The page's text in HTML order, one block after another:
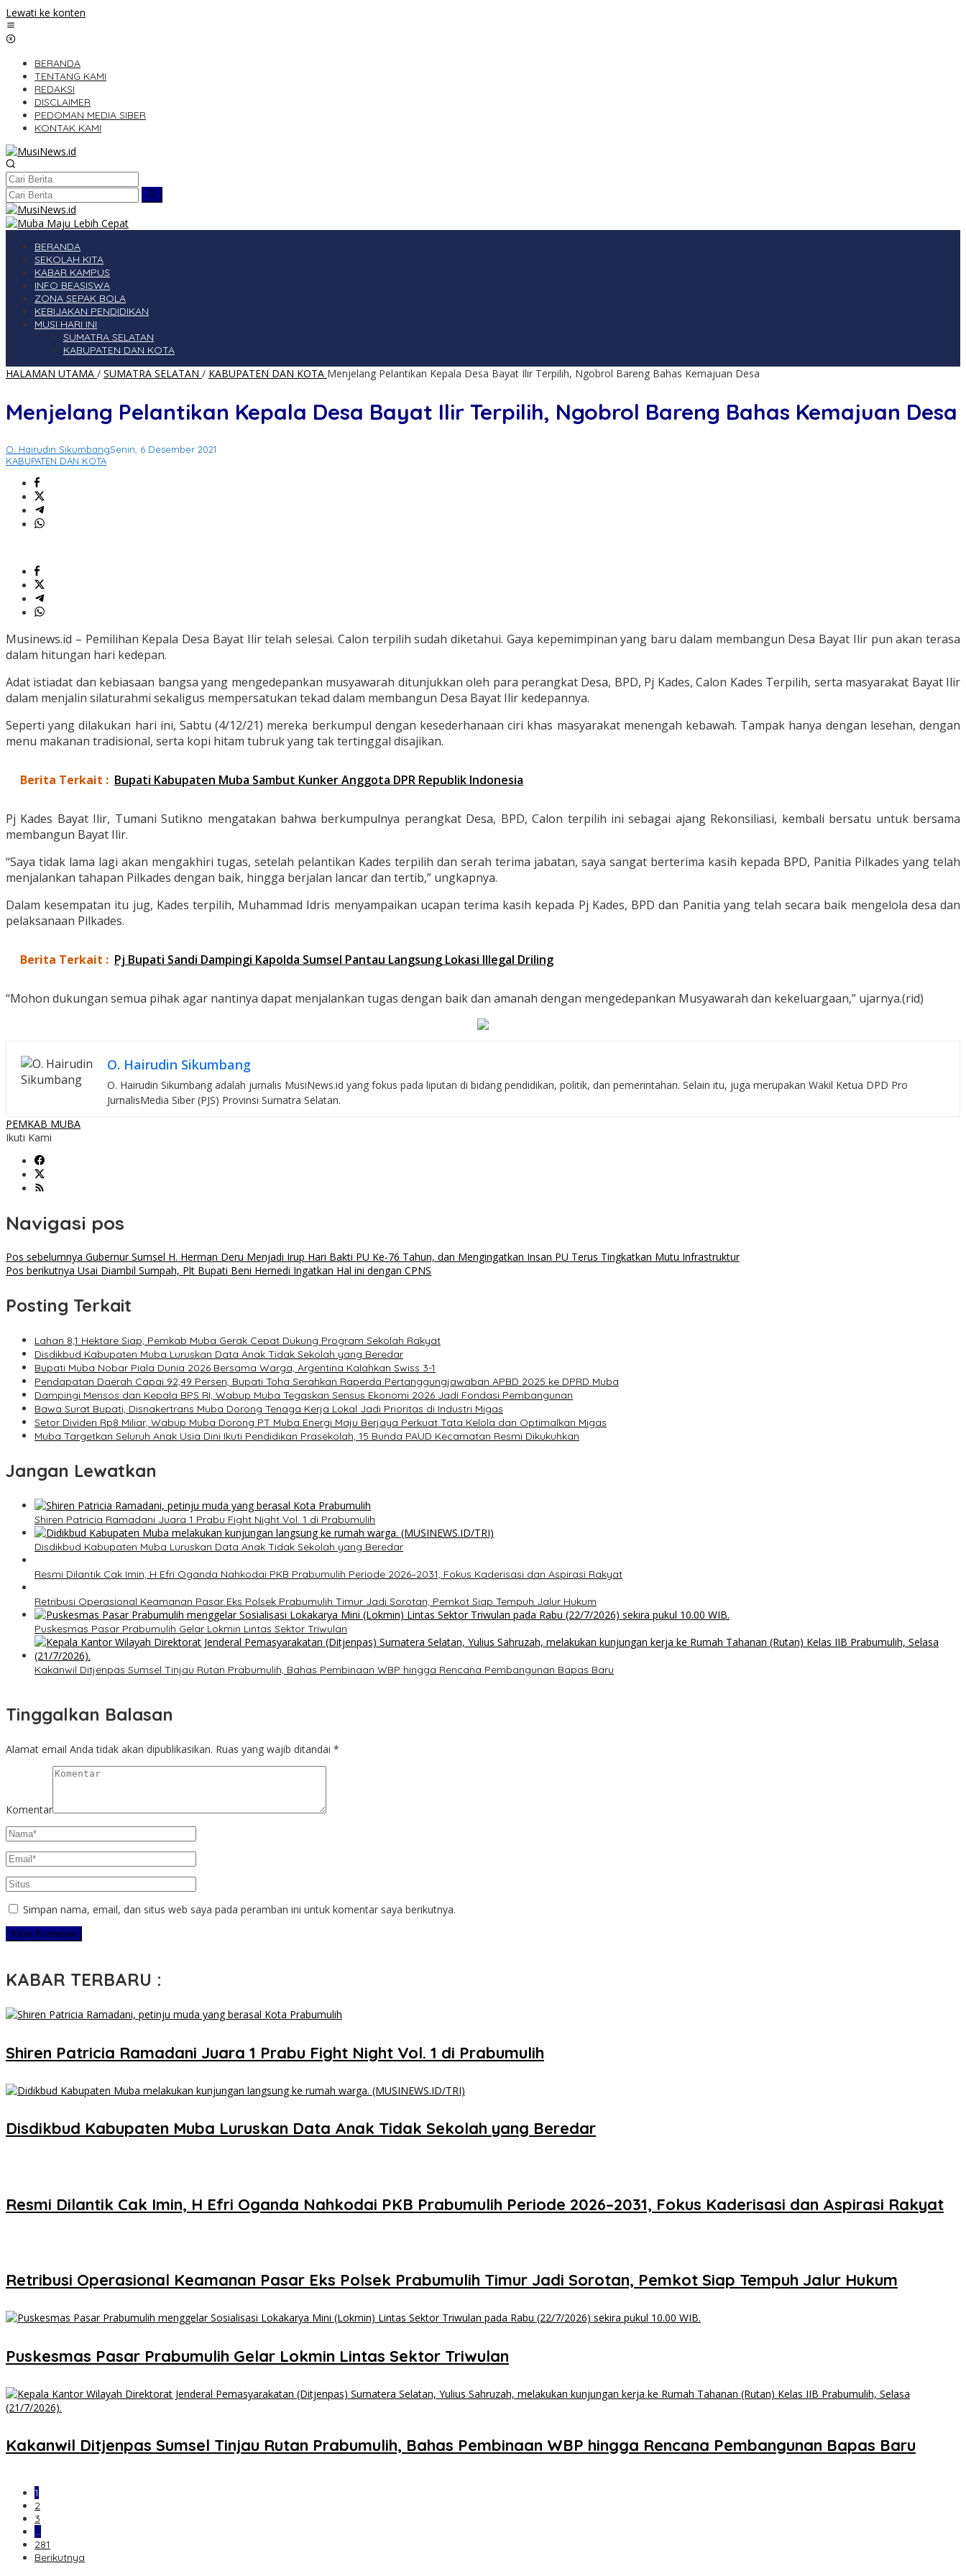
Lewati ke konten
BERANDA
TENTANG KAMI
REDAKSI
DISCLAIMER
PEDOMAN MEDIA SIBER
KONTAK KAMI
BERANDA
SEKOLAH KITA
KABAR KAMPUS
INFO BEASISWA
ZONA SEPAK BOLA
KEBIJAKAN PENDIDIKAN
MUSI HARI INI
SUMATRA SELATAN
KABUPATEN DAN KOTA
HALAMAN UTAMA / SUMATRA SELATAN / KABUPATEN DAN KOTA Menjelang Pelantikan Kepala Desa Bayat Ilir Terpilih, Ngobrol Bareng Bahas Kemajuan Desa
Menjelang Pelantikan Kepala Desa Bayat Ilir Terpilih, Ngobrol Bareng Bahas Kemajuan Desa
O. Hairudin SikumbangSenin, 6 Desember 2021
KABUPATEN DAN KOTA
Musinews.id – Pemilihan Kepala Desa Bayat Ilir telah selesai. Calon terpilih sudah diketahui. Gaya kepemimpinan yang baru dalam membangun Desa Bayat Ilir pun akan terasa
dalam hitungan hari kedepan.
Adat istiadat dan kebiasaan bangsa yang mengedepankan musyawarah ditunjukkan oleh para perangkat Desa, BPD, Pj Kades, Calon Kades Terpilih, serta masyarakat Bayat Ilir
dalam menjalin silaturahmi sekaligus mempersatukan tekad dalam membangun Desa Bayat Ilir kedepannya.
Seperti yang dilakukan hari ini, Sabtu (4/12/21) mereka berkumpul dengan kesederhanaan ciri khas masyarakat menengah kebawah. Tampak hanya dengan lesehan, dengan
menu makanan tradisional, serta kopi hitam tubruk yang tak tertinggal disajikan.
Berita Terkait : Bupati Kabupaten Muba Sambut Kunker Anggota DPR Republik Indonesia
Pj Kades Bayat Ilir, Tumani Sutikno mengatakan bahwa berkumpulnya perangkat Desa, BPD, Calon terpilih ini sebagai ajang Rekonsiliasi, kembali bersatu untuk bersama
membangun Bayat Ilir.
“Saya tidak lama lagi akan mengakhiri tugas, setelah pelantikan Kades terpilih dan serah terima jabatan, saya sangat berterima kasih kepada BPD, Panitia Pilkades yang telah
menjalankan tahapan Pilkades dengan baik, hingga berjalan lancar dan tertib,” ungkapnya.
Dalam kesempatan itu jug, Kades terpilih, Muhammad Idris menyampaikan ucapan terima kasih kepada Pj Kades, BPD dan Panitia yang telah secara baik mengelola desa dan
pelaksanaan Pilkades.
Berita Terkait : Pj Bupati Sandi Dampingi Kapolda Sumsel Pantau Langsung Lokasi Illegal Driling
“Mohon dukungan semua pihak agar nantinya dapat menjalankan tugas dengan baik dan amanah dengan mengedepankan Musyawarah dan kekeluargaan,” ujarnya.(rid)
O. Hairudin Sikumbang
O. Hairudin Sikumbang adalah jurnalis MusiNews.id yang fokus pada liputan di bidang pendidikan, politik, dan pemerintahan. Selain itu, juga merupakan Wakil Ketua DPD Pro
JurnalisMedia Siber (PJS) Provinsi Sumatra Selatan.
PEMKAB MUBA
Ikuti Kami
Navigasi pos
Pos sebelumnya Gubernur Sumsel H. Herman Deru Menjadi Irup Hari Bakti PU Ke-76 Tahun, dan Mengingatkan Insan PU Terus Tingkatkan Mutu Infrastruktur
Pos berikutnya Usai Diambil Sumpah, Plt Bupati Beni Hernedi Ingatkan Hal ini dengan CPNS
Posting Terkait
Lahan 8,1 Hektare Siap, Pemkab Muba Gerak Cepat Dukung Program Sekolah Rakyat
Disdikbud Kabupaten Muba Luruskan Data Anak Tidak Sekolah yang Beredar
Bupati Muba Nobar Piala Dunia 2026 Bersama Warga, Argentina Kalahkan Swiss 3-1
Pendapatan Daerah Capai 92,49 Persen, Bupati Toha Serahkan Raperda Pertanggungjawaban APBD 2025 ke DPRD Muba
Dampingi Mensos dan Kepala BPS RI, Wabup Muba Tegaskan Sensus Ekonomi 2026 Jadi Fondasi Pembangunan
Bawa Surat Bupati, Disnakertrans Muba Dorong Tenaga Kerja Lokal Jadi Prioritas di Industri Migas
Setor Dividen Rp8 Miliar, Wabup Muba Dorong PT Muba Energi Maju Berjaya Perkuat Tata Kelola dan Optimalkan Migas
Muba Targetkan Seluruh Anak Usia Dini Ikuti Pendidikan Prasekolah, 15 Bunda PAUD Kecamatan Resmi Dikukuhkan
Jangan Lewatkan
Shiren Patricia Ramadani Juara 1 Prabu Fight Night Vol. 1 di Prabumulih
Disdikbud Kabupaten Muba Luruskan Data Anak Tidak Sekolah yang Beredar
Resmi Dilantik Cak Imin, H Efri Oganda Nahkodai PKB Prabumulih Periode 2026–2031, Fokus Kaderisasi dan Aspirasi Rakyat
Retribusi Operasional Keamanan Pasar Eks Polsek Prabumulih Timur Jadi Sorotan, Pemkot Siap Tempuh Jalur Hukum
Puskesmas Pasar Prabumulih Gelar Lokmin Lintas Sektor Triwulan
Kakanwil Ditjenpas Sumsel Tinjau Rutan Prabumulih, Bahas Pembinaan WBP hingga Rencana Pembangunan Bapas Baru
Tinggalkan Balasan
Alamat email Anda tidak akan dipublikasikan. Ruas yang wajib ditandai *
Komentar
Simpan nama, email, dan situs web saya pada peramban ini untuk komentar saya berikutnya.
KABAR TERBARU :
Shiren Patricia Ramadani Juara 1 Prabu Fight Night Vol. 1 di Prabumulih
Disdikbud Kabupaten Muba Luruskan Data Anak Tidak Sekolah yang Beredar
Resmi Dilantik Cak Imin, H Efri Oganda Nahkodai PKB Prabumulih Periode 2026–2031, Fokus Kaderisasi dan Aspirasi Rakyat
Retribusi Operasional Keamanan Pasar Eks Polsek Prabumulih Timur Jadi Sorotan, Pemkot Siap Tempuh Jalur Hukum
Puskesmas Pasar Prabumulih Gelar Lokmin Lintas Sektor Triwulan
Kakanwil Ditjenpas Sumsel Tinjau Rutan Prabumulih, Bahas Pembinaan WBP hingga Rencana Pembangunan Bapas Baru
1
2
3
…
281
Berikutnya